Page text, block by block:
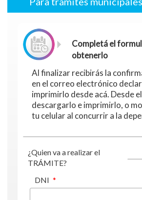
Completá el
obtenerlo
Al finalizar recibirás la
en el correo electrónico
imprimirlo desde acá. Desde
descargarlo e imprimirlo, o
tu celular al concurrir a la
¿Quien va a realizar el
TRÁMITE?
DNI *